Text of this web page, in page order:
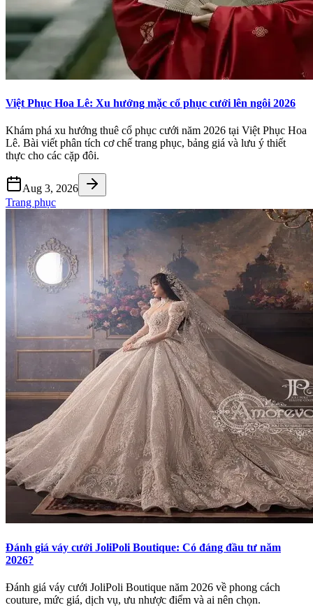
Việt Phục Hoa Lê: Xu hướng mặc cổ phục cưới lên ngôi 2026
Khám phá xu hướng thuê cổ phục cưới năm 2026 tại Việt Phục Hoa
Lê. Bài viết phân tích cơ chế trang phục, bảng giá và lưu ý thiết
thực cho các cặp đôi.
Aug 3, 2026
Trang phục
Đánh giá váy cưới JoliPoli Boutique: Có đáng đầu tư năm
2026?
Đánh giá váy cưới JoliPoli Boutique năm 2026 về phong cách
couture, mức giá, dịch vụ, ưu nhược điểm và ai nên chọn.